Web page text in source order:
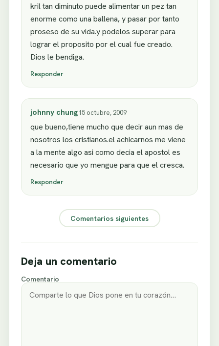
kril tan diminuto puede alimentar un pez tan
enorme como una ballena, y pasar por tanto
proseso de su vida.y podelos superar para
lograr el proposito por el cual fue creado.
Dios le bendiga.
Responder
johnny chung15 octubre, 2009
que bueno,tiene mucho que decir aun mas de
nosotros los cristianos.el achicarnos me viene
a la mente algo asi como decia el apostol es
necesario que yo mengue para que el cresca.
Responder
Comentarios siguientes
Deja un comentario
Comentario